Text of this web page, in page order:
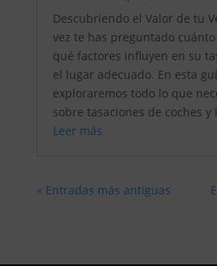
Descubriendo el Valor de tu
vez te has preguntado
qué factores influyen en su
el lugar adecuado. En esta
exploraremos todo lo que
sobre tasaciones de coches y
Leer más
« Entradas más antiguas